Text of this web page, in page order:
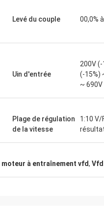
Levé du couple 00,0%
Uin d'entrée
200V
(-15%)
~ 690V
Plage de régulation
de la vitesse
1:10 V/
moteur à entraînement vfd,